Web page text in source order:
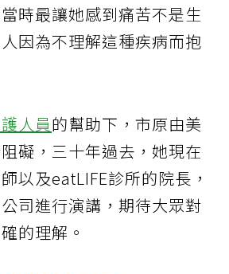
時最讓她感到痛苦不是生
因為不理解這種疾病而抱
人員的幫助下，市原由美
礙，三十年過去，她現在
以及eatLIFE診所的院長，
司進行演講，期待大眾對
的理解。